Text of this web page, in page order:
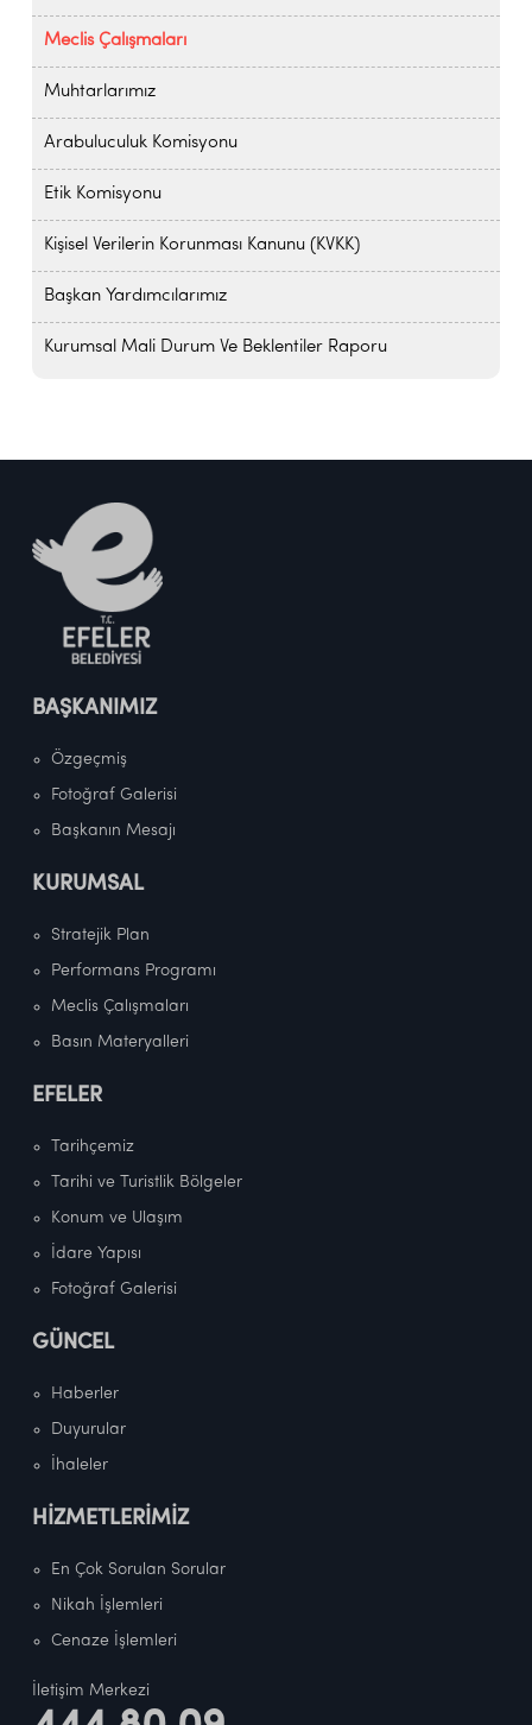
Meclis Çalışmaları
Muhtarlarımız
Arabuluculuk Komisyonu
Etik Komisyonu
Kişisel Verilerin Korunması Kanunu (KVKK)
Başkan Yardımcılarımız
Kurumsal Mali Durum Ve Beklentiler Raporu
BAŞKANIMIZ
Özgeçmiş
Fotoğraf Galerisi
Başkanın Mesajı
KURUMSAL
Stratejik Plan
Performans Programı
Meclis Çalışmaları
Basın Materyalleri
EFELER
Tarihçemiz
Tarihi ve Turistlik Bölgeler
Konum ve Ulaşım
İdare Yapısı
Fotoğraf Galerisi
GÜNCEL
Haberler
Duyurular
İhaleler
HİZMETLERİMİZ
En Çok Sorulan Sorular
Nikah İşlemleri
Cenaze İşlemleri
İletişim Merkezi